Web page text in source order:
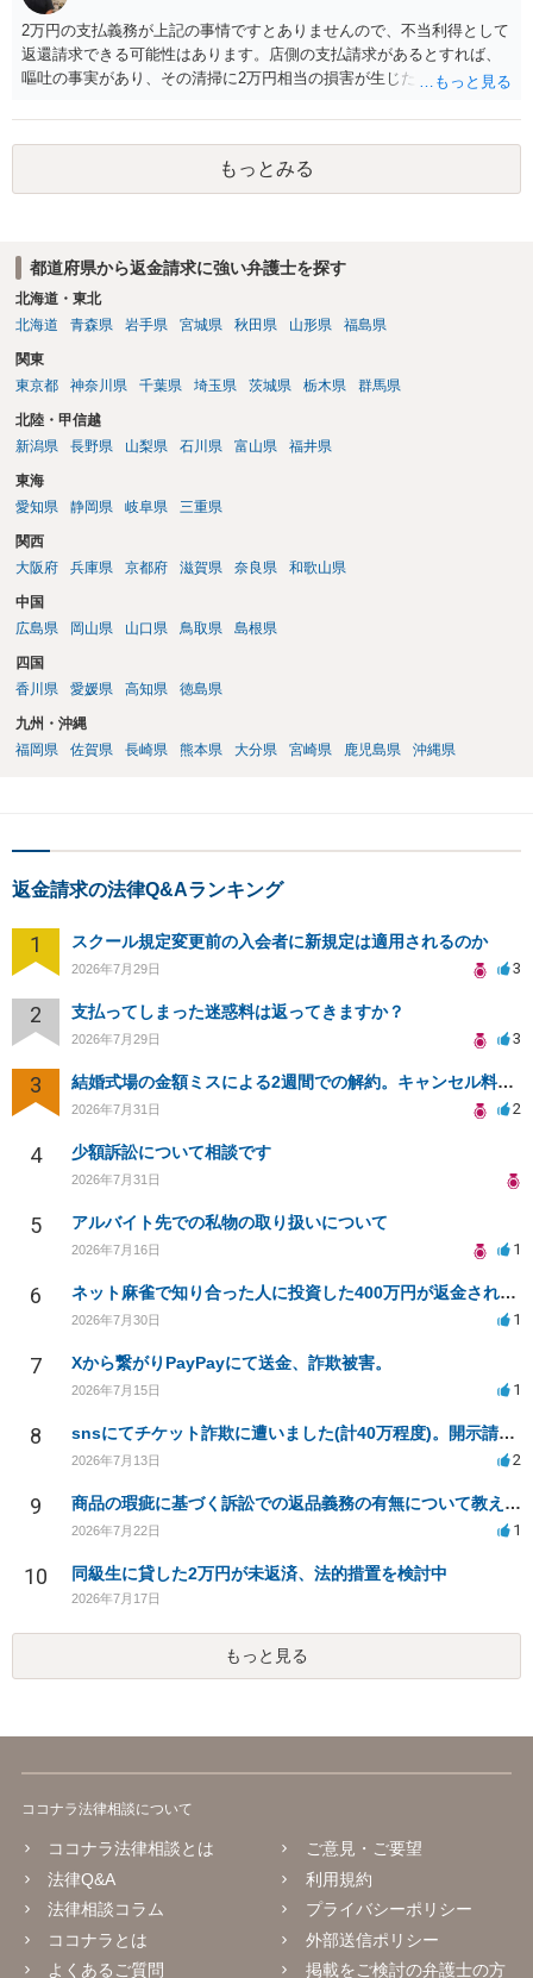
2万円の支払義務が上記の事情ですとありませんので、不当利得として
返還請求できる可能性はあります。店側の支払請求があるとすれば、
嘔吐の事実があり、その清掃に2万円相当の損害が生じた場合です。ご
もっとみる
都道府県から返金請求に強い弁護士を探す
北海道・東北
北海道
青森県 岩手県 宮城県 秋田県 山形県 福島県
関東
東京都
神奈川県 千葉県 埼玉県 茨城県 栃木県 群馬県
北陸・甲信越
新潟県
長野県 山梨県 石川県 富山県 福井県
東海
愛知県
静岡県 岐阜県 三重県
関西
大阪府
兵庫県 京都府 滋賀県 奈良県 和歌山県
中国
広島県
岡山県 山口県 鳥取県 島根県
四国
香川県
愛媛県 高知県 徳島県
九州・沖縄
福岡県
佐賀県 長崎県 熊本県 大分県 宮崎県 鹿児島県 沖縄県
返金請求の法律Q&Aランキング
1 スクール規定変更前の入会者に新規定は適用されるのか
2026年7月29日 3
2 支払ってしまった迷惑料は返ってきますか？
2026年7月29日 3
3 結婚式場の金額ミスによる2週間での解約。キャンセル料10万円の免除は可能か。
2026年7月31日 2
4 少額訴訟について相談です
2026年7月31日
5 アルバイト先での私物の取り扱いについて
2026年7月16日 1
6 ネット麻雀で知り合った人に投資した400万円が返金されない
2026年7月30日 1
7 Xから繋がりPayPayにて送金、詐欺被害。
2026年7月15日 1
8 snsにてチケット詐欺に遭いました(計40万程度)。開示請求や今後の対応について質問したいです。
2026年7月13日 2
9 商品の瑕疵に基づく訴訟での返品義務の有無について教えてください
2026年7月22日 1
10 同級生に貸した2万円が未返済、法的措置を検討中
2026年7月17日
もっと見る
ココナラ法律相談について
ココナラ法律相談とは
法律Q&A
法律相談コラム
ココナラとは
よくあるご質問
ご意見・ご要望
利用規約
プライバシーポリシー
外部送信ポリシー
掲載をご検討の弁護士の方